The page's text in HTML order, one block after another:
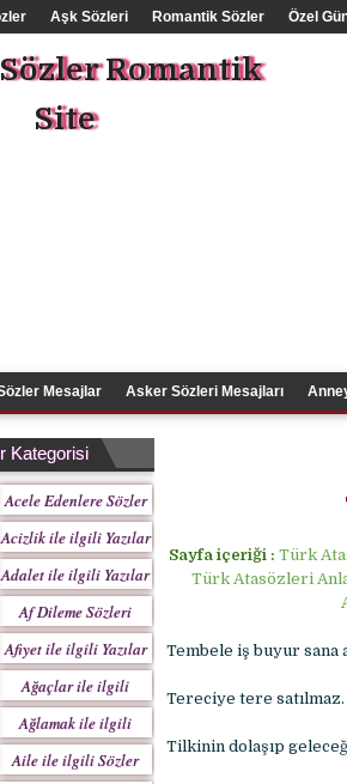
Aşk Sözleri Romantik Sözler Özel
Romantik
Site
Mesajlar Asker Sözleri Mesajları
Kategorisi
Acele Edenlere Sözler
Acizlik ile ilgili Yazılar
Adalet ile ilgili Yazılar
Af Dileme Sözleri
Mesajları
Afiyet ile ilgili Yazılar
Ağaçlar ile ilgili
Yazılar
Ağlamak ile ilgili
Yazılar
Aile ile ilgili Sözler
Sayfa içeriği : Türk
Türk Atasözleri
Tembele iş buyur sana
Tereciye tere satılmaz.
Tilkinin dolaşıp